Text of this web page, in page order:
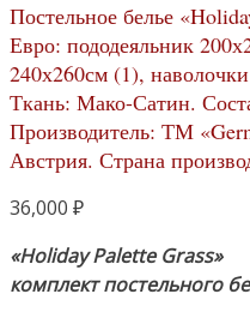
Постельное белье
Евро: пододеяльник
240х260см (1),
Ткань: Мако-Сатин.
Производитель: ТМ
Австрия. Страна
36,000 ₽
«Holiday Palette Grass»
комплект постельного